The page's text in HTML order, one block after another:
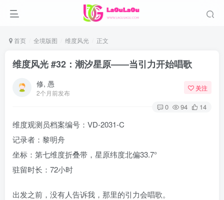
首页 全境版图 维度风光 正文
维度风光 #32：潮汐星原——当引力开始唱歌
修, 愚
2个月前发布
关注
0 94 14
维度观测员档案编号：VD-2031-C
记录者：黎明舟
坐标：第七维度折叠带，星原纬度北偏33.7°
驻留时长：72小时
出发之前，没有人告诉我，那里的引力会唱歌。